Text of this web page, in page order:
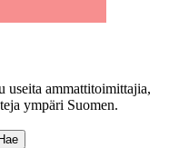
ammattitoimittajia,
ympäri Suomen.